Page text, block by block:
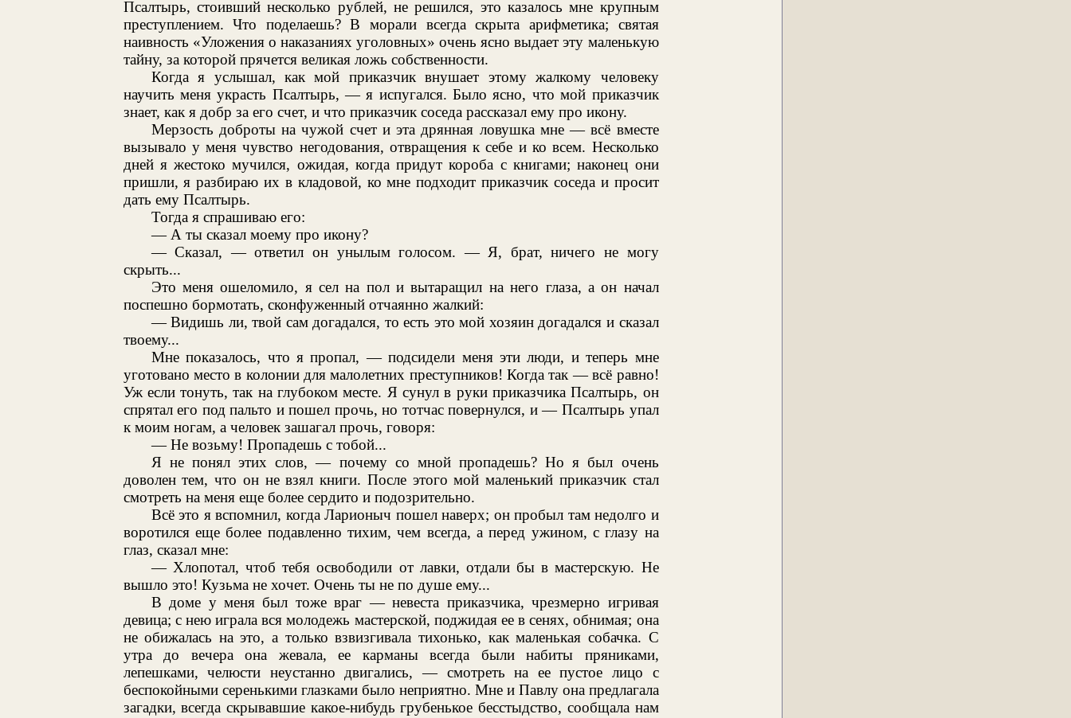
Псалтырь, стоивший несколько рублей, не решился, это казалось мне крупным
преступлением. Что поделаешь? В морали всегда скрыта арифметика; святая
наивность «Уложения о наказаниях уголовных» очень ясно выдает эту маленькую
тайну, за которой прячется великая ложь собственности.
Когда я услышал, как мой приказчик внушает этому жалкому человеку
научить меня украсть Псалтырь, — я испугался. Было ясно, что мой приказчик
знает, как я добр за его счет, и что приказчик соседа рассказал ему про икону.
Мерзость доброты на чужой счет и эта дрянная ловушка мне — всё вместе
вызывало у меня чувство негодования, отвращения к себе и ко всем. Несколько
дней я жестоко мучился, ожидая, когда придут короба с книгами; наконец они
пришли, я разбираю их в кладовой, ко мне подходит приказчик соседа и просит
дать ему Псалтырь.
Тогда я спрашиваю его:
— А ты сказал моему про икону?
— Сказал, — ответил он унылым голосом. — Я, брат, ничего не могу
скрыть...
Это меня ошеломило, я сел на пол и вытаращил на него глаза, а он начал
поспешно бормотать, сконфуженный отчаянно жалкий:
— Видишь ли, твой сам догадался, то есть это мой хозяин догадался и сказал
твоему...
Мне показалось, что я пропал, — подсидели меня эти люди, и теперь мне
уготовано место в колонии для малолетних преступников! Когда так — всё равно!
Уж если тонуть, так на глубоком месте. Я сунул в руки приказчика Псалтырь, он
спрятал его под пальто и пошел прочь, но тотчас повернулся, и — Псалтырь упал
к моим ногам, а человек зашагал прочь, говоря:
— Не возьму! Пропадешь с тобой...
Я не понял этих слов, — почему со мной пропадешь? Но я был очень
доволен тем, что он не взял книги. После этого мой маленький приказчик стал
смотреть на меня еще более сердито и подозрительно.
Всё это я вспомнил, когда Ларионыч пошел наверх; он пробыл там недолго и
воротился еще более подавленно тихим, чем всегда, а перед ужином, с глазу на
глаз, сказал мне:
— Хлопотал, чтоб тебя освободили от лавки, отдали бы в мастерскую. Не
вышло это! Кузьма не хочет. Очень ты не по душе ему...
В доме у меня был тоже враг — невеста приказчика, чрезмерно игривая
девица; с нею играла вся молодежь мастерской, поджидая ее в сенях, обнимая; она
не обижалась на это, а только взвизгивала тихонько, как маленькая собачка. С
утра до вечера она жевала, ее карманы всегда были набиты пряниками,
лепешками, челюсти неустанно двигались, — смотреть на ее пустое лицо с
беспокойными серенькими глазками было неприятно. Мне и Павлу она предлагала
загадки, всегда скрывавшие какое-нибудь грубенькое бесстыдство, сообщала нам